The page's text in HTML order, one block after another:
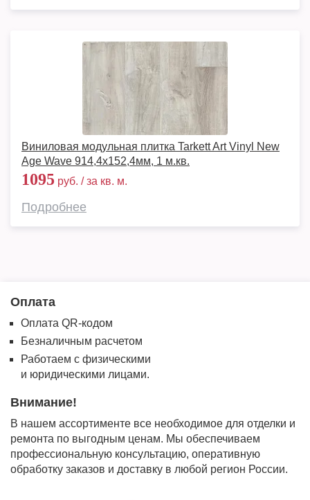
Виниловая модульная плитка Tarkett Art Vinyl New
Age Wave 914,4х152,4мм, 1 м.кв.
1095 руб. / за кв. м.
Подробнее
Оплата
Оплата QR-кодом
Безналичным расчетом
Работаем с физическими
и юридическими лицами.
Внимание!
В нашем ассортименте все необходимое для отделки и
ремонта по выгодным ценам. Мы обеспечиваем
профессиональную консультацию, оперативную
обработку заказов и доставку в любой регион России.